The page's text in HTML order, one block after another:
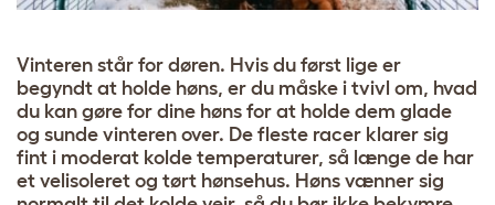
Vinteren står for døren. Hvis du først lige er
begyndt at holde høns, er du måske i tvivl om, hvad
du kan gøre for dine høns for at holde dem glade
og sunde vinteren over. De fleste racer klarer sig
fint i moderat kolde temperaturer, så længe de har
et velisoleret og tørt hønsehus. Høns vænner sig